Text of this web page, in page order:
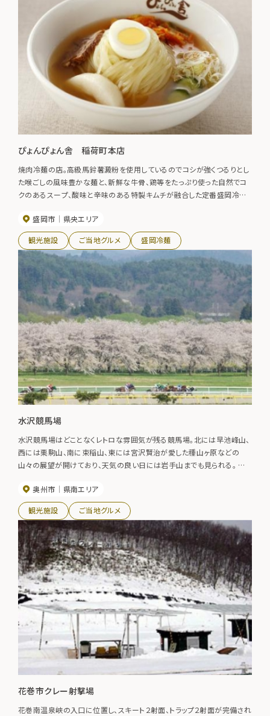
ぴょんぴょん舎 稲荷町本店
焼肉冷麺の店。高級馬鈴薯澱粉を使用しているのでコシが強くつるりとし
た喉ごしの風味豊かな麺と、新鮮な牛骨、鶏等をたっぷり使った自然でコ
クのあるスープ、酸味と辛味のある特製キムチが融合した定番盛岡冷麺
ビビンバも人気。●盛岡駅前店 TEL019-606-1067●都南店
TEL019-639-7666●オンマーキッチンイオン盛岡店 TEL019-605-
2761●冷麺工房（冷麺の手づくり体験） TEL019-691-7611
盛岡市 県央エリア
観光施設 ご当地グルメ 盛岡冷麺
水沢競馬場
水沢競馬場はどことなくレトロな雰囲気が残る競馬場。北には早池峰山、
西には栗駒山、南に束稲山、東には宮沢賢治が愛した種山ヶ原などの
山々の展望が開けており、天気の良い日には岩手山までも見られる。 春
咲き乱れ、一般公開時には大勢の花見客でにぎわう。
奥州市 県南エリア
観光施設 ご当地グルメ
花巻市クレー射撃場
花巻南温泉峡の入口に位置し、スキート２射面、トラップ２射面が完備され